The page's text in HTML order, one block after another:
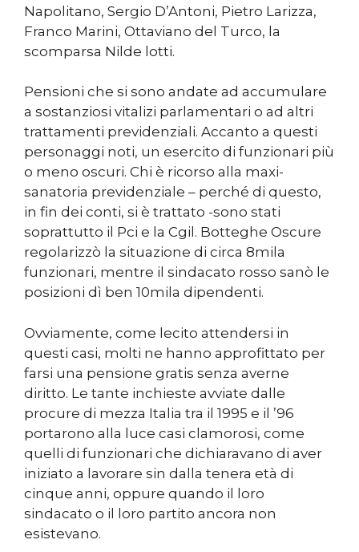
Napolitano, Sergio D’Antoni, Pietro Larizza,
Franco Marini, Ottaviano del Turco, la
scomparsa Nilde lotti.
Pensioni che si sono andate ad accumulare
a sostanziosi vitalizi parlamentari o ad altri
trattamenti previdenziali. Accanto a questi
personaggi noti, un esercito di funzionari più
o meno oscuri. Chi è ricorso alla maxi-
sanatoria previdenziale – perché di questo,
in fin dei conti, si è trattato -sono stati
soprattutto il Pci e la Cgil. Botteghe Oscure
regolarizzò la situazione di circa 8mila
funzionari, mentre il sindacato rosso sanò le
posizioni dì ben 10mila dipendenti.
Ovviamente, come lecito attendersi in
questi casi, molti ne hanno approfittato per
farsi una pensione gratis senza averne
diritto. Le tante inchieste avviate dalle
procure di mezza Italia tra il 1995 e il ’96
portarono alla luce casi clamorosi, come
quelli di funzionari che dichiaravano di aver
iniziato a lavorare sin dalla tenera età di
cinque anni, oppure quando il loro
sindacato o il loro partito ancora non
esistevano.